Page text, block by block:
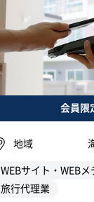
会員限
地域
WEBサイト・WEBメ
旅行代理業